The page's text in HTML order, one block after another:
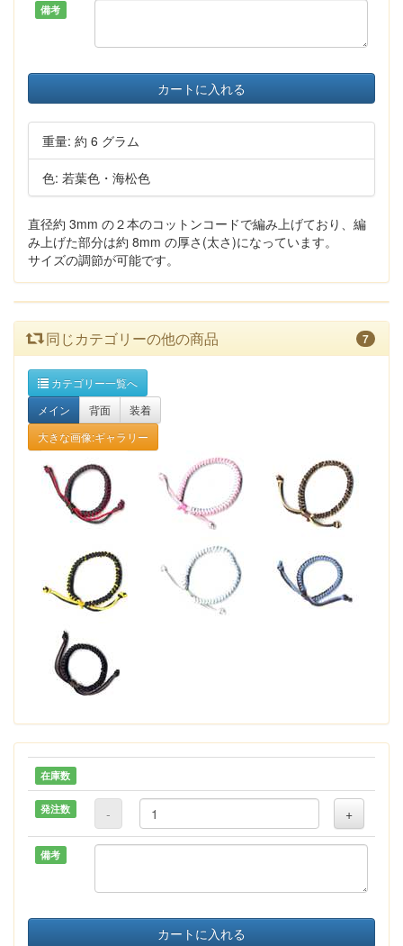
備考
カートに入れる
重量: 約 6 グラム
色: 若葉色・海松色
直径約 3mm の２本のコットンコードで編み上げており、編
み上げた部分は約 8mm の厚さ(太さ)になっています。
サイズの調節が可能です。
同じカテゴリーの他の商品 7
カテゴリー一覧へ
メイン
背面
装着
大きな画像:ギャラリー
在庫数
発注数 - +
備考
カートに入れる